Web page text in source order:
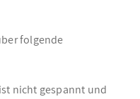
folgende
nicht gespannt und